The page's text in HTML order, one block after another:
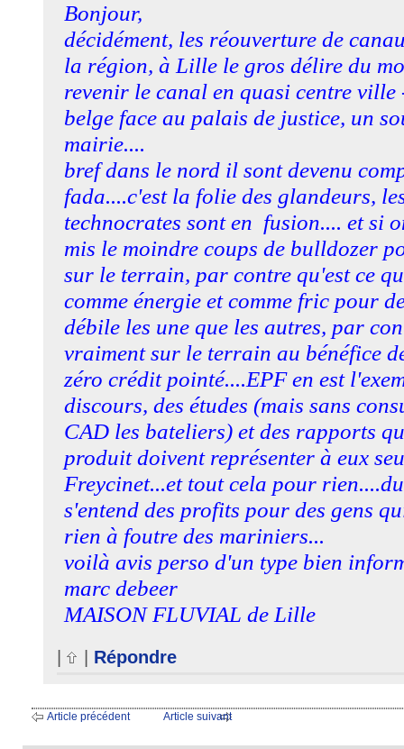
Bonjour,
décidément, les réouverture de
la région, à Lille le gros délire du
revenir le canal en quasi centre ville
belge face au palais de justice, un
mairie....
bref dans le nord il sont devenu
fada....c'est la folie des glandeurs,
technocrates sont en fusion.... et si
mis le moindre coups de bulldozer
sur le terrain, par contre qu'est ce
comme énergie et comme fric pour
débile les une que les autres, par
vraiment sur le terrain au bénéfice
zéro crédit pointé....EPF en est
discours, des études (mais sans
CAD les bateliers) et des rapports
produit doivent représenter à eux
Freycinet...et tout cela pour
s'entend des profits pour des gens
rien à foutre des mariniers...
voilà avis perso d'un type bien
marc debeer
MAISON FLUVIAL de Lille
Répondre
Article précédent Article suivant